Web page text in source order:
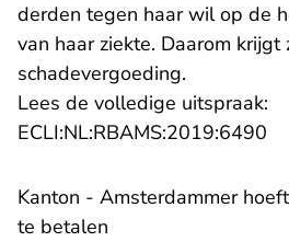
derden tegen haar wil op de
van haar ziekte. Daarom krijgt
schadevergoeding.
Lees de volledige uitspraak:
ECLI:NL:RBAMS:2019:6490
Kanton - Amsterdammer
te betalen